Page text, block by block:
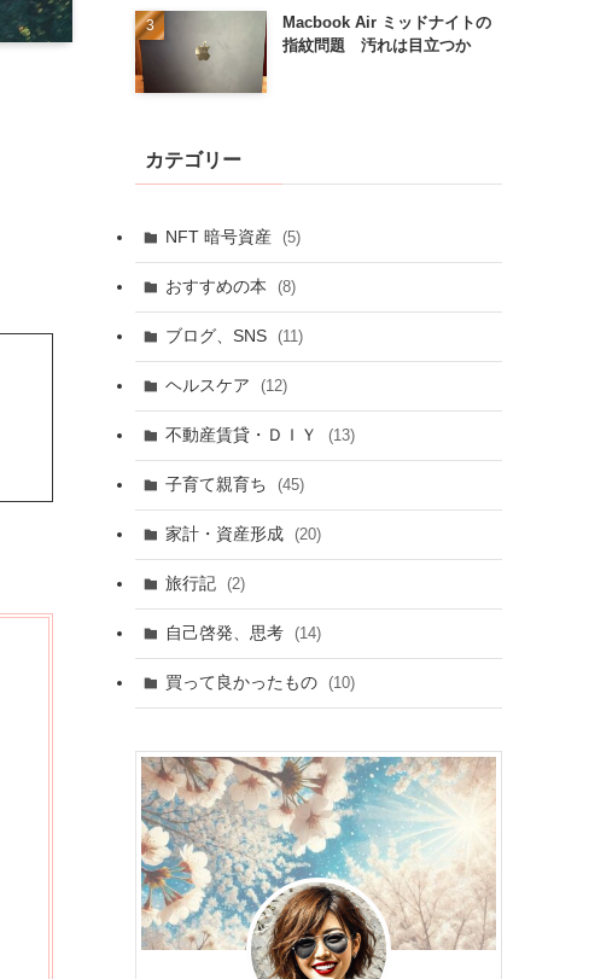
Macbook Air ミッドナイトの
指紋問題 汚れは目立つか
カテゴリー
NFT 暗号資産 (5)
おすすめの本 (8)
ブログ、SNS (11)
ヘルスケア (12)
不動産賃貸・ＤＩＹ (13)
子育て親育ち (45)
家計・資産形成 (20)
旅行記 (2)
自己啓発、思考 (14)
買って良かったもの (10)